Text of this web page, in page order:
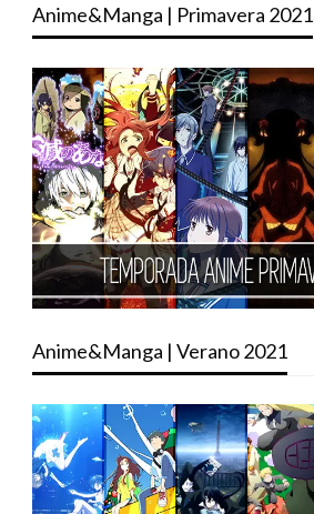
Anime&Manga | Primavera 2021
Anime&Manga | Verano 2021